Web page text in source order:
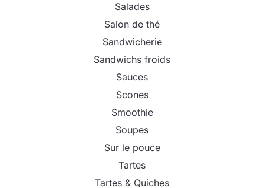
Salades
Salon de thé
Sandwicherie
Sandwichs froids
Sauces
Scones
Smoothie
Soupes
Sur le pouce
Tartes
Tartes & Quiches